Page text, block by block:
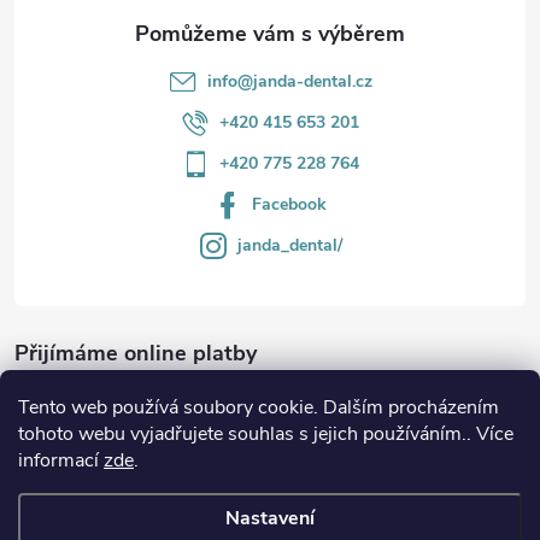
Tento web používá soubory cookie. Dalším procházením
tohoto webu vyjadřujete souhlas s jejich používáním.. Více
informacízde.
Nastavení
info@janda-dental.cz
+420 415 653 201
+420 775 228 764
Facebook
janda_dental/
Přijímáme online platby